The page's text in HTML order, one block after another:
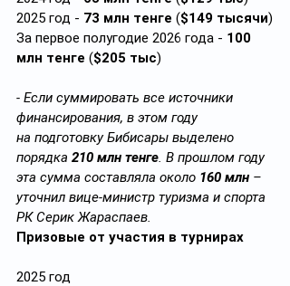
2025 год - 73 млн тенге ($149 тысячи)
За первое полугодие 2026 года - 100
млн тенге ($205 тыс)
- Если суммировать все источники
финансирования, в этом году
на подготовку Бибисары выделено
порядка 210 млн тенге. В прошлом году
эта сумма составляла около 160 млн –
уточнил вице-министр туризма и спорта
РК Серик Жараспаев.
Призовые от участия в турнирах
2025 год